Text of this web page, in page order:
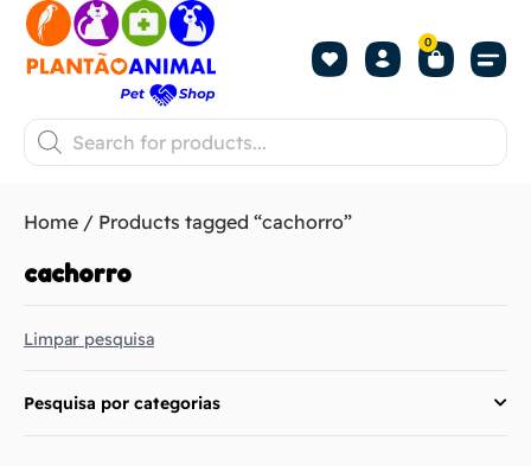
0
Home / Products tagged “cachorro”
cachorro
Limpar pesquisa
Pesquisa por categorias